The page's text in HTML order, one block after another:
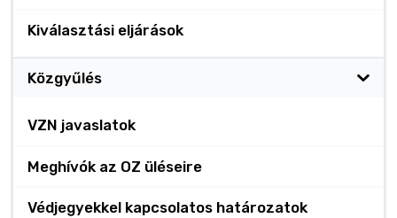
Kiválasztási eljárások
Közgyűlés
VZN javaslatok
Meghívók az OZ üléseire
Védjegyekkel kapcsolatos határozatok